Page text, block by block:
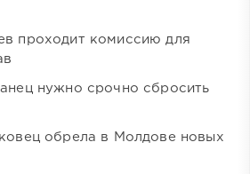
проходит комиссию для
нужно срочно сбросить
обрела в Молдове новых